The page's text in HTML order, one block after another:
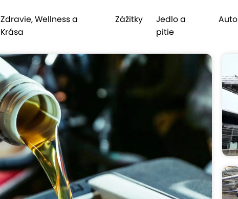
Zdravie, Wellness a
Krása
Zážitky
Jedlo a
pitie
Auto